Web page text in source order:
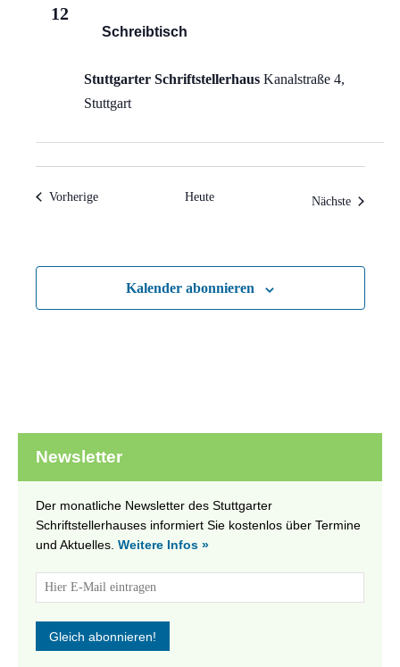
12
Schreibtisch
Stuttgarter Schriftstellerhaus Kanalstraße 4,
Stuttgart
VorherigeVeranstaltungen Heute Nächste
Kalender abonnieren
Newsletter
Der monatliche Newsletter des Stuttgarter
Schriftstellerhauses informiert Sie kostenlos über Termine
und Aktuelles. Weitere Infos »